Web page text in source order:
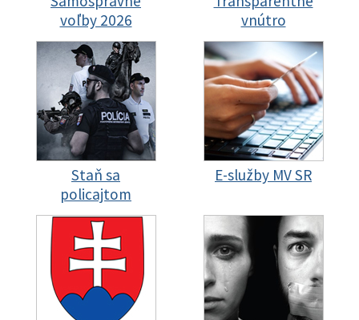
voľby 2026
vnútro
Staň sa
policajtom
E-služby MV SR